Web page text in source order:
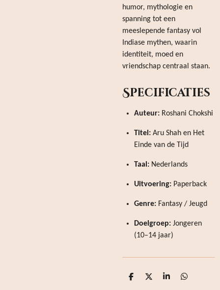
humor, mythologie en
spanning tot een
meeslepende fantasy vol
Indiase mythen, waarin
identiteit, moed en
vriendschap centraal staan.
Specificaties
Auteur: Roshani Chokshi
Titel: Aru Shah en Het
Einde van de Tijd
Taal: Nederlands
Uitvoering: Paperback
Genre: Fantasy / Jeugd
Doelgroep: Jongeren
(10–14 jaar)
D
D
S
D